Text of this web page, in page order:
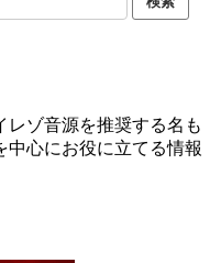
レゾ音源を推奨する名も
中心にお役に立てる情報